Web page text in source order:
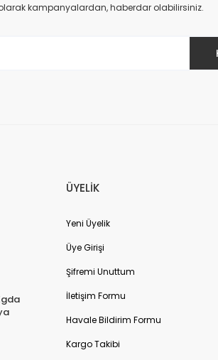
kampanyalardan, haberdar olabilirsiniz.
ÜYELİK
Yeni Üyelik
Üye Girişi
Şifremi Unuttum
İletişim Formu
Havale Bildirim Formu
Kargo Takibi